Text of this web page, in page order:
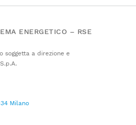
ENERGETICO – RSE
soggetta a direzione e
Milano